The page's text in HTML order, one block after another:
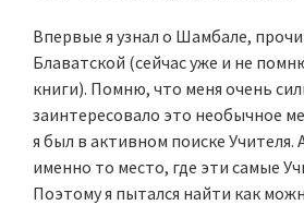
Впервые я узнал о Шамбале,
Блаватской (сейчас уже и не
книги). Помню, что меня очень
заинтересовало это необычное
я был в активном поиске
именно то место, где эти самые
Поэтому я пытался найти как